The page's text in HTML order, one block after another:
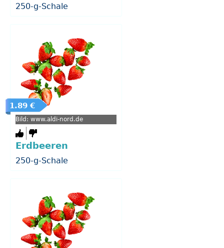
250-g-Schale
1.89 €
Bild: www.aldi-nord.de
Erdbeeren
250-g-Schale